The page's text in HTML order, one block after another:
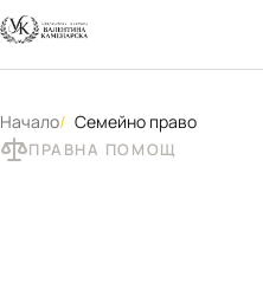
Начало Семейно право
ПРАВНА ПОМОЩ